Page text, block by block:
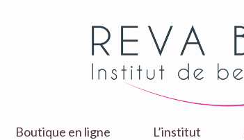
Boutique en ligne L’institut